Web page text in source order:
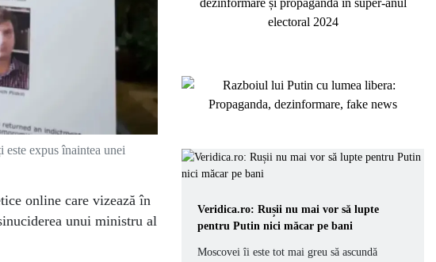
expus înaintea unei
online care vizează în
unui ministru al
Veridica.ro: Rușii nu mai vor să lupte
pentru Putin nici măcar pe bani
Moscovei îi este tot mai greu să ascundă